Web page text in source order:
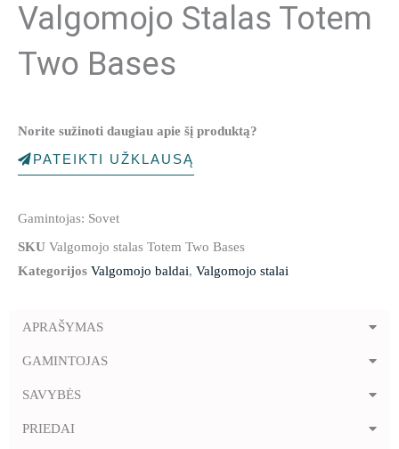
Valgomojo Stalas Totem
Two Bases
Norite sužinoti daugiau apie šį produktą?
PATEIKTI UŽKLAUSĄ
Gamintojas: Sovet
SKU Valgomojo stalas Totem Two Bases
Kategorijos Valgomojo baldai, Valgomojo stalai
APRAŠYMAS
GAMINTOJAS
SAVYBĖS
PRIEDAI